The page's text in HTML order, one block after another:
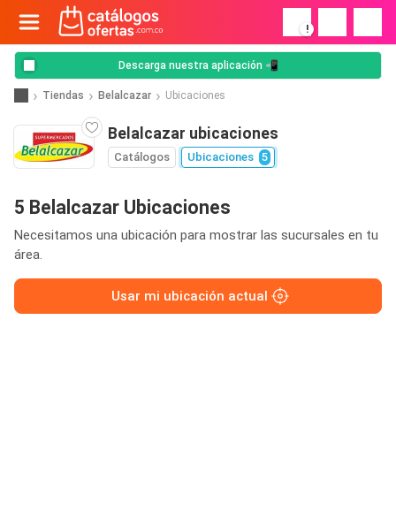
!
Descarga nuestra aplicación 📲
Tiendas Belalcazar Ubicaciones
Belalcazar ubicaciones
Catálogos Ubicaciones 5
5 Belalcazar Ubicaciones
Necesitamos una ubicación para mostrar las sucursales en tu
área.
Usar mi ubicación actual